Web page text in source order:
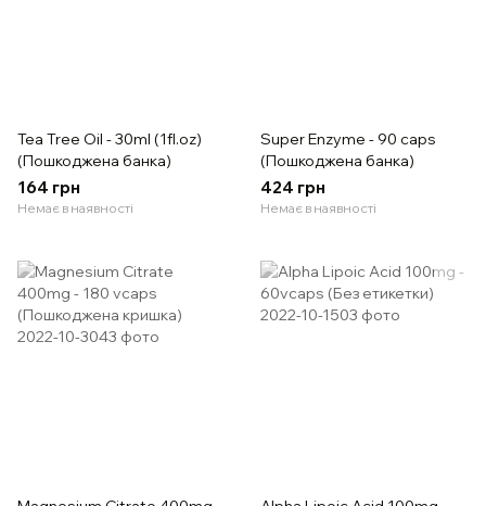
Tea Tree Oil - 30ml (1fl.oz)
(Пошкоджена банка)
164 грн
Немає в наявності
Super Enzyme - 90 caps
(Пошкоджена банка)
424 грн
Немає в наявності